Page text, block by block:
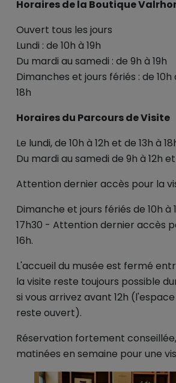
Horaires de la Boutique
Ouvert tous les jours
Lundi : de 10h à 19h
Du mardi au samedi : de 9h à 19h
Dimanches et jours fériés : de 10h
18h
Horaires du Parcours de Visite
Le lundi, de 10h à 12h et de 13h à
Du mardi au samedi de 9h à 12h et
Attention dernier accès pour la
Dimanche et jours fériés de 10h à
17h30 - Attention dernier accès
16h.
L'accueil du musée est fermé
la visite reste toujours possible
si vous arrivez avant 12h
reste ouvert).
Réservation fortement
matinées en semaine pour une